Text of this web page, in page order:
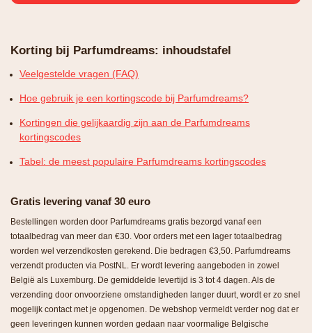
Korting bij Parfumdreams: inhoudstafel
Veelgestelde vragen (FAQ)
Hoe gebruik je een kortingscode bij Parfumdreams?
Kortingen die gelijkaardig zijn aan de Parfumdreams
kortingscodes
Tabel: de meest populaire Parfumdreams kortingscodes
Gratis levering vanaf 30 euro
Bestellingen worden door Parfumdreams gratis bezorgd vanaf een
totaalbedrag van meer dan €30. Voor orders met een lager totaalbedrag
worden wel verzendkosten gerekend. Die bedragen €3,50. Parfumdreams
verzendt producten via PostNL. Er wordt levering aangeboden in zowel
België als Luxemburg. De gemiddelde levertijd is 3 tot 4 dagen. Als de
verzending door onvoorziene omstandigheden langer duurt, wordt er zo snel
mogelijk contact met je opgenomen. De webshop vermeldt verder nog dat er
geen leveringen kunnen worden gedaan naar voormalige Belgische